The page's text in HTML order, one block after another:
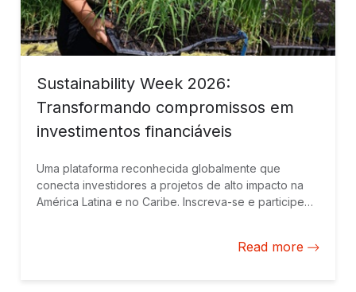
Sustainability Week 2026:
Transformando compromissos em
investimentos financiáveis
Uma plataforma reconhecida globalmente que
conecta investidores a projetos de alto impacto na
América Latina e no Caribe. Inscreva-se e participe
Read more